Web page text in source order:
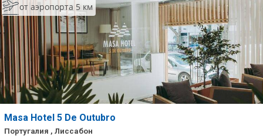
от аэропорта 5 км
Masa Hotel 5 De Outubro
Португалия , Лиссабон